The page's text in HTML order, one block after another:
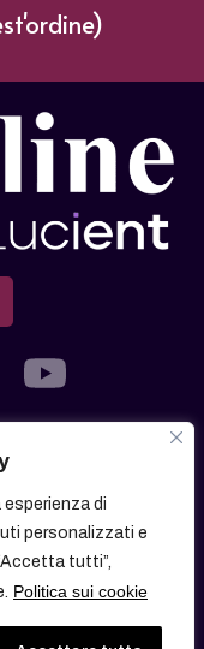
di
personalizzati e
tutti”,
Politica sui cookie
di